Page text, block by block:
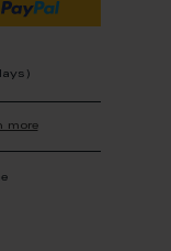
more